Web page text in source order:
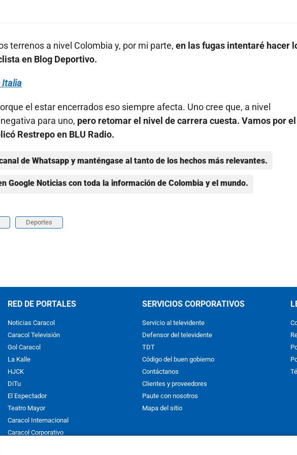
terrenos a nivel Colombia y, por mi parte, en las fugas intentaré hacer
en Blog Deportivo.
Italia
el estar encerrados eso siempre afecta. Uno cree que, a nivel
para uno, pero retomar el nivel de carrera cuesta. Vamos por el
Restrepo en BLU Radio.
de Whatsapp y manténgase al tanto de los hechos más relevantes.
Google Noticias con toda la información de Colombia y el mundo.
Deportes
RED DE PORTALES
Noticias Caracol
Caracol Televisión
Gol Caracol
La Kalle
HJCK
DiTu
El Espectador
Teatro Mayor
Caracol Internacional
Caracol Corporativo
SERVICIOS CORPORATIVOS
Servicio al televidente
Defensor del televidente
TDT
Código del buen gobierno
Contáctanos
Clientes y proveedores
Paute con nosotros
Mapa del sitio